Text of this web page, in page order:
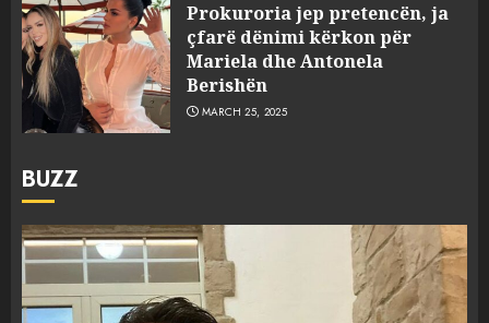
Prokuroria jep pretencën, ja
çfarë dënimi kërkon për
Mariela dhe Antonela
Berishën
MARCH 25, 2025
BUZZ